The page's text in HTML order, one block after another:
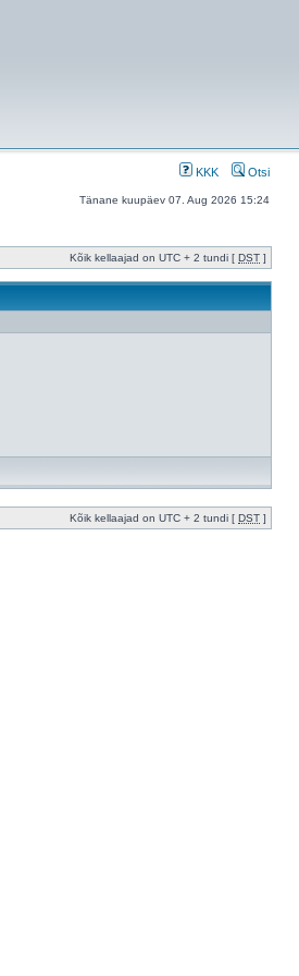
KKK Otsi
Tänane kuupäev 07. Aug 2026 15:24
Kõik kellaajad on UTC + 2 tundi [ DST ]
Kõik kellaajad on UTC + 2 tundi [ DST ]